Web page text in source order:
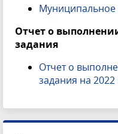
Муниципальное
Отчет о
задания
Отчет о
задания на 2022